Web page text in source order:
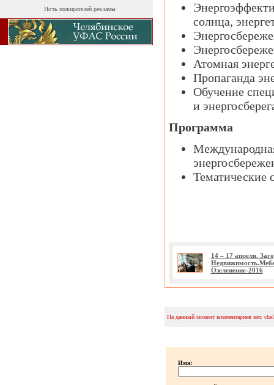
Ночь пожирателей рекламы
солнца,
Атомная
Пропаганда
Обучение
и
Программа
Тематические
14 – 17 апреля.
Озеленение-2016
На данный момент комментариев нет.
Имя: